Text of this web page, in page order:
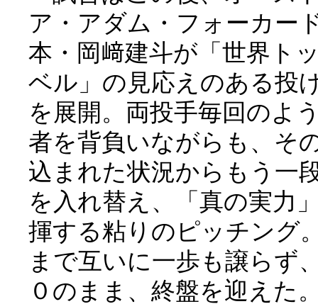
ア・アダム・フォーカー
本・岡﨑建斗が「世界ト
ベル」の見応えのある投
を展開。両投手毎回のよ
者を背負いながらも、そ
込まれた状況からもう一
を入れ替え、「真の実力
揮する粘りのピッチング
まで互いに一歩も譲らず
０のまま、終盤を迎えた